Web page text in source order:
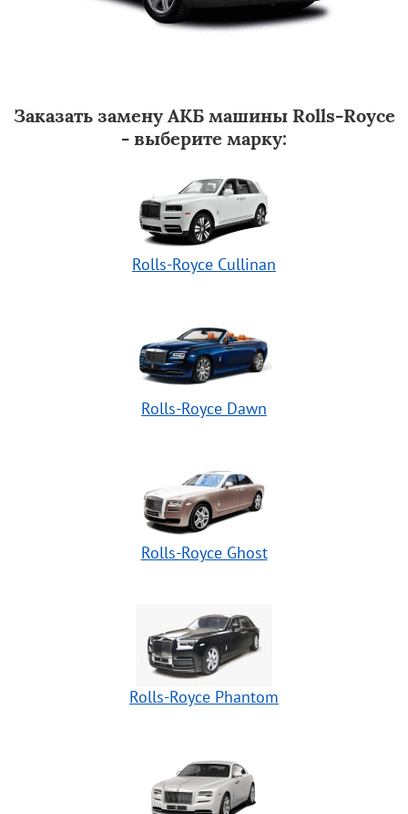
Заказать замену АКБ машины Rolls-Royce
- выберите марку:
Rolls-Royce Cullinan
Rolls-Royce Dawn
Rolls-Royce Ghost
Rolls-Royce Phantom